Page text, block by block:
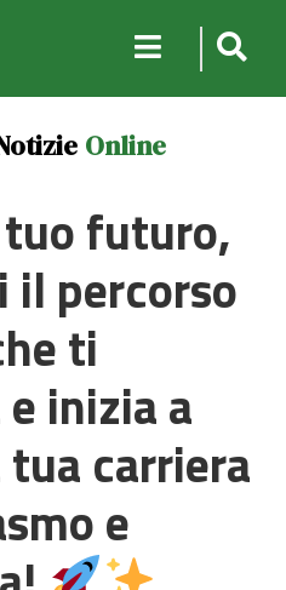
Online
futuro,
il percorso
ti
inizia a
carriera
e